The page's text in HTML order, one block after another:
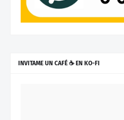
INVITAME UN CAFÉ ☕ EN KO-FI